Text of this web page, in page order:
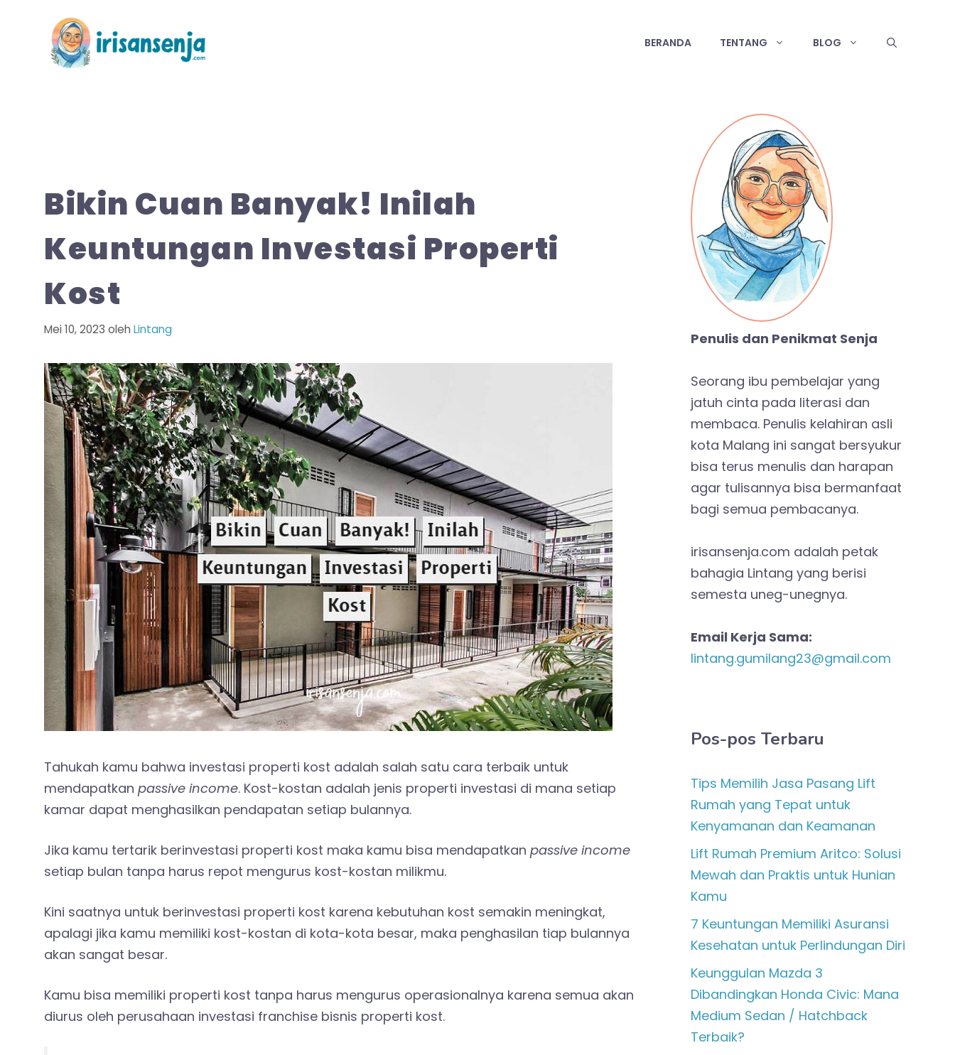
BERANDA TENTANG BLOG
Bikin Cuan Banyak! Inilah
Keuntungan Investasi Properti
Kost
Mei 10, 2023 oleh Lintang
Tahukah kamu bahwa investasi properti kost adalah salah satu cara terbaik untuk
mendapatkan passive income. Kost-kostan adalah jenis properti investasi di mana setiap
kamar dapat menghasilkan pendapatan setiap bulannya.
Jika kamu tertarik berinvestasi properti kost maka kamu bisa mendapatkan passive income
setiap bulan tanpa harus repot mengurus kost-kostan milikmu.
Kini saatnya untuk berinvestasi properti kost karena kebutuhan kost semakin meningkat,
apalagi jika kamu memiliki kost-kostan di kota-kota besar, maka penghasilan tiap bulannya
akan sangat besar.
Kamu bisa memiliki properti kost tanpa harus mengurus operasionalnya karena semua akan
diurus oleh perusahaan investasi franchise bisnis properti kost.
Penulis dan Penikmat Senja
Seorang ibu pembelajar yang
jatuh cinta pada literasi dan
membaca. Penulis kelahiran asli
kota Malang ini sangat bersyukur
bisa terus menulis dan harapan
agar tulisannya bisa bermanfaat
bagi semua pembacanya.
irisansenja.com adalah petak
bahagia Lintang yang berisi
semesta uneg-unegnya.
Email Kerja Sama:
lintang.gumilang23@gmail.com
Pos-pos Terbaru
Tips Memilih Jasa Pasang Lift
Rumah yang Tepat untuk
Kenyamanan dan Keamanan
Lift Rumah Premium Aritco: Solusi
Mewah dan Praktis untuk Hunian
Kamu
7 Keuntungan Memiliki Asuransi
Kesehatan untuk Perlindungan Diri
Keunggulan Mazda 3
Dibandingkan Honda Civic: Mana
Medium Sedan / Hatchback
Terbaik?